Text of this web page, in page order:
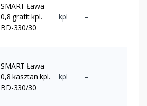
SMART Ława
0,8 grafit kpl.
BD-330/30
kpl –
SMART Ława
0,8 kasztan kpl.
BD-330/30
kpl –